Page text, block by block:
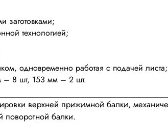
заготовками;
технологией;
одновременно работая с подачей листа;
– 8 шт, 153 мм – 2 шт.
верхней прижимной балки,
поворотной балки.